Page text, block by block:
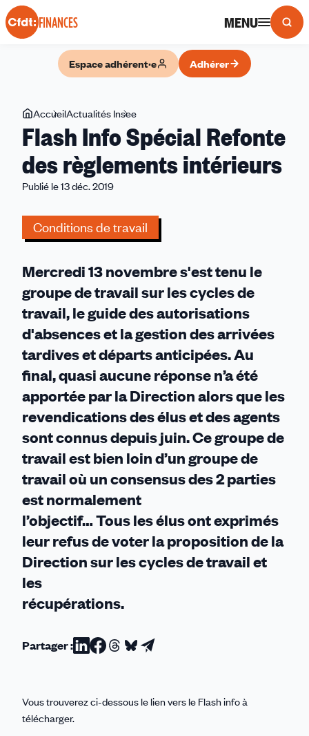
Panneau de gestion des cookies
FINANCES MENU
Espace adhérent·e Adhérer
Vous
êtes
ici
AccueilActualités Insee
Info
Spécial
Refonte
intérieurs
Flash Info Spécial Refonte
des règlements intérieurs
Publié le 13 déc. 2019
Conditions de travail
Mercredi 13 novembre s'est tenu le
groupe de travail sur les cycles de
travail, le guide des autorisations
d'absences et la gestion des arrivées
tardives et départs anticipées. Au
final, quasi aucune réponse n’a été
apportée par la Direction alors que les
revendications des élus et des agents
sont connus depuis juin. Ce groupe de
travail est bien loin d’un groupe de
travail où un consensus des 2 parties
est normalement
l’objectif… Tous les élus ont exprimés
leur refus de voter la proposition de la
Direction sur les cycles de travail et
les
récupérations.
Partager :Partager
Linkedin
Partager
Facebook
Partager
Threads
Partager
Bluesky
Partager
email
Vous trouverez ci-dessous le lien vers le Flash info à
télécharger.